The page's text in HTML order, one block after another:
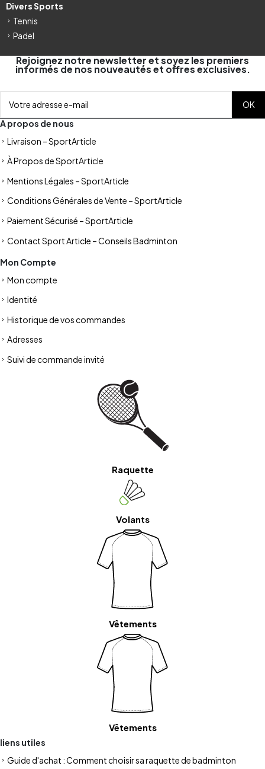
Divers Sports
Tennis
Padel
Rejoignez notre newsletter et soyez les premiers
informés de nos nouveautés et offres exclusives.
A propos de nous
Livraison – SportArticle
À Propos de SportArticle
Mentions Légales – SportArticle
Conditions Générales de Vente – SportArticle
Paiement Sécurisé – SportArticle
Contact Sport Article – Conseils Badminton
Mon Compte
Mon compte
Identité
Historique de vos commandes
Adresses
Suivi de commande invité
Raquette
Volants
Vêtements
Vêtements
liens utiles
Guide d'achat : Comment choisir sa raquette de badminton